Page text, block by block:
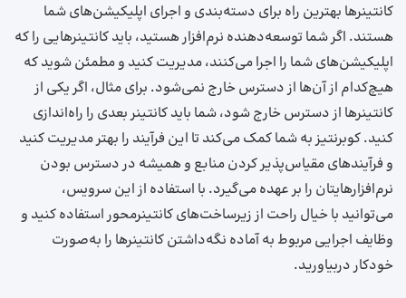
کانتینرها بهترین راه برای دسته‌بندی و اجرای اپلیکیشن‌های شما
هستند. اگر شما توسعه‌دهنده نرم‌افزار هستید، باید کانتینرهایی را که
اپلیکیشن‌های شما را اجرا می‌کنند، مدیریت کنید و مطمئن شوید که
هیچ‌کدام از آن‌ها از دسترس خارج نمی‌شود. برای مثال، اگر یکی از
کانتینرها از دسترس خارج شود، شما باید کانتینر بعدی را راه‌اندازی
کنید. کوبرنتیز به شما کمک می‌کند تا این فرآیند را بهتر مدیریت کنید
و فرآیندهای مقیاس‌پذیر کردن منابع و همیشه در دسترس بودن
نرم‌افزارهایتان را بر عهده می‌گیرد. با استفاده از این سرویس،
می‌توانید با خیال راحت از زیرساخت‌های کانتینرمحور استفاده کنید و
وظایف اجرایی مربوط به آماده نگه‌داشتن کانتینرها را به‌صورت
خودکار دربیاورید.